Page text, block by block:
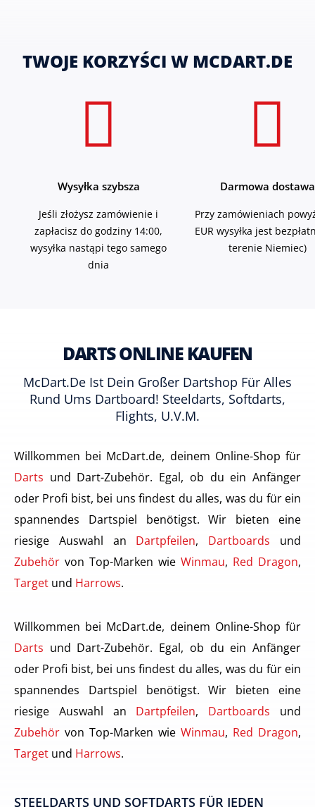
TWOJE KORZYŚCI W MCDART.DE
Wysyłka szybsza
Jeśli złożysz zamówienie i
zapłacisz do godziny 14:00,
wysyłka nastąpi tego samego
dnia
Darmowa dostawa
Przy zamówieniach
EUR wysyłka jest
terenie Niemiec)
DARTS ONLINE KAUFEN
McDart.de Ist Dein Großer Dartshop Für Alles
Rund Ums Dartboard! Steeldarts, Softdarts,
Flights, U.v.m.
Willkommen bei McDart.de, deinem Online-Shop für
Darts und Dart-Zubehör. Egal, ob du ein Anfänger
oder Profi bist, bei uns findest du alles, was du für ein
spannendes Dartspiel benötigst. Wir bieten eine
riesige Auswahl an Dartpfeilen, Dartboards und
Zubehör von Top-Marken wie Winmau, Red Dragon,
Target und Harrows.
Willkommen bei McDart.de, deinem Online-Shop für
Darts und Dart-Zubehör. Egal, ob du ein Anfänger
oder Profi bist, bei uns findest du alles, was du für ein
spannendes Dartspiel benötigst. Wir bieten eine
riesige Auswahl an Dartpfeilen, Dartboards und
Zubehör von Top-Marken wie Winmau, Red Dragon,
Target und Harrows.
STEELDARTS UND SOFTDARTS FÜR JEDEN